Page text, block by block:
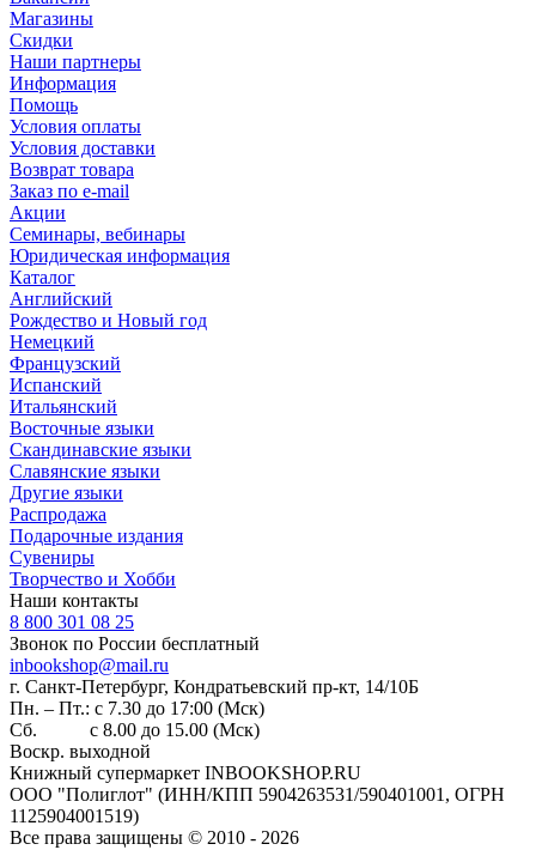
Магазины
Скидки
Наши партнеры
Информация
Помощь
Условия оплаты
Условия доставки
Возврат товара
Заказ по e-mail
Акции
Семинары, вебинары
Юридическая информация
Каталог
Английский
Рождество и Новый год
Немецкий
Французский
Испанский
Итальянский
Восточные языки
Скандинавские языки
Славянские языки
Другие языки
Распродажа
Подарочные издания
Сувениры
Творчество и Хобби
Наши контакты
8 800 301 08 25
Звонок по России бесплатный
inbookshop@mail.ru
г. Санкт-Петербург, Кондратьевский пр-кт, 14/10Б
Пн. – Пт.: с 7.30 до 17:00 (Мск)
Сб. с 8.00 до 15.00 (Мск)
Воскр. выходной
Книжный супермаркет INBOOKSHOP.RU
ООО "Полиглот" (ИНН/КПП 5904263531/590401001, ОГРН
1125904001519)
Все права защищены © 2010 - 2026